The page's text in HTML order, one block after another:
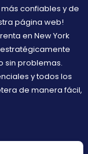
confiables y de
página web!
en New York
sin problemas.
y todos los
de manera fácil,